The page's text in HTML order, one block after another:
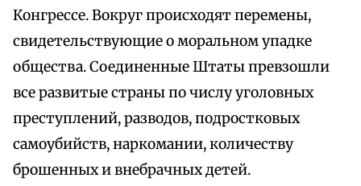
Конгрессе. Вокруг происходят перемены,
свидетельствующие о моральном упадке
общества. Соединенные Штаты превзошли
все развитые страны по числу уголовных
преступлений, разводов, подростковых
самоубийств, наркомании, количеству
брошенных и внебрачных детей.